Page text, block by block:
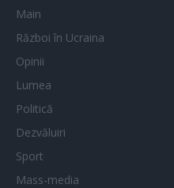
Main
Război în Ucraina
Opinii
Lumea
Politică
Dezvăluiri
Sport
Mass-media